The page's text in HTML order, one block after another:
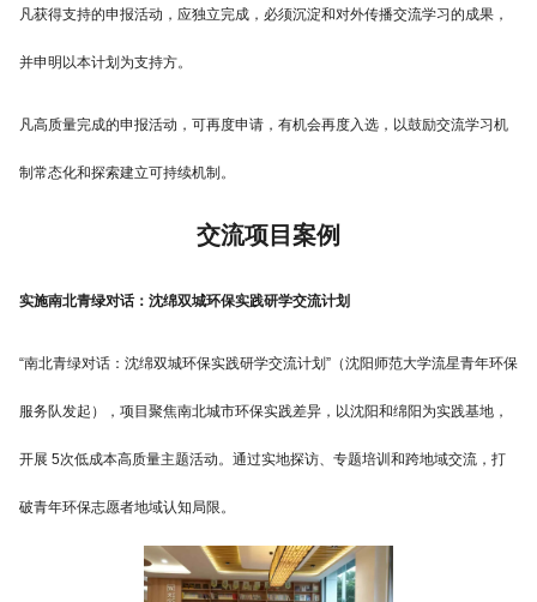
凡获得支持的申报活动，应独立完成，必须沉淀和对外传播交流学习的成果，
并申明以本计划为支持方。
凡高质量完成的申报活动，可再度申请，有机会再度入选，以鼓励交流学习机
制常态化和探索建立可持续机制。
交流项目案例
实施南北青绿对话：沈绵双城环保实践研学交流计划
“南北青绿对话：沈绵双城环保实践研学交流计划”（沈阳师范大学流星青年环保
服务队发起），项目聚焦南北城市环保实践差异，以沈阳和绵阳为实践基地，
开展 5次低成本高质量主题活动。通过实地探访、专题培训和跨地域交流，打
破青年环保志愿者地域认知局限。